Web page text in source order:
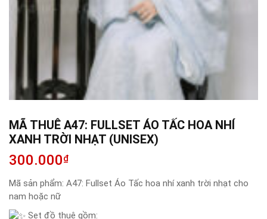
MÃ THUÊ A47: FULLSET ÁO TẤC HOA NHÍ
XANH TRỜI NHẠT (UNISEX)
300.000₫
Mã sản phẩm: A47: Fullset Áo Tấc hoa nhí xanh trời nhạt cho
nam hoặc nữ
Set đồ thuê gồm: